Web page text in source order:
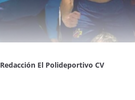
Redacción El Polideportivo CV